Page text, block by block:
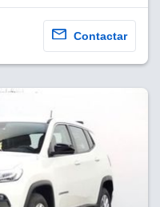
Contactar